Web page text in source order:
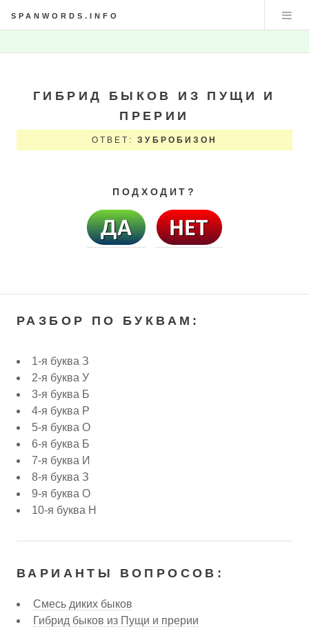
SPANWORDS.INFO
ГИБРИД БЫКОВ ИЗ ПУЩИ И
ПРЕРИИ
ОТВЕТ:ЗУБРОБИЗОН
ПОДХОДИТ?
РАЗБОР ПО БУКВАМ:
1-я буква З
2-я буква У
3-я буква Б
4-я буква Р
5-я буква О
6-я буква Б
7-я буква И
8-я буква З
9-я буква О
10-я буква Н
ВАРИАНТЫ ВОПРОСОВ:
Смесь диких быков
Гибрид быков из Пущи и прерии